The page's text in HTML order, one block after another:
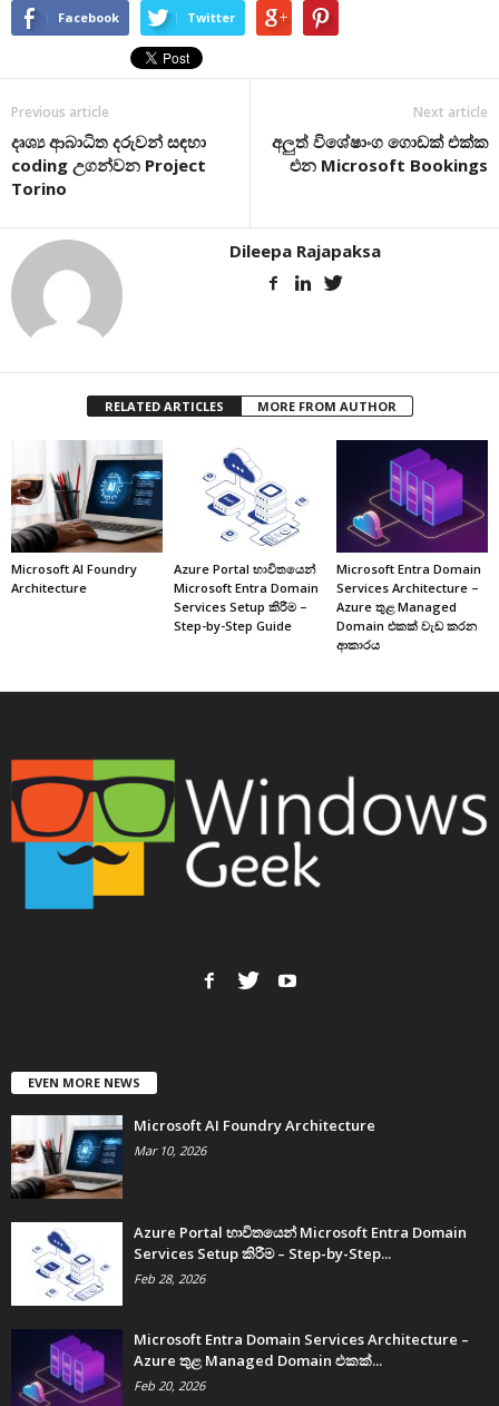
Facebook Twitter
Previous article
දෘශ්‍ය ආබාධිත දරුවන් සඳහා
coding උගන්වන Project
Torino
Next article
අලුත් විශේෂාංග ගොඩක් එක්ක
එන Microsoft Bookings
Dileepa Rajapaksa
RELATED ARTICLES MORE FROM AUTHOR
Microsoft AI Foundry
Architecture
Azure Portal භාවිතයෙන්
Microsoft Entra Domain
Services Setup කිරීම –
Step-by-Step Guide
Microsoft Entra Domain
Services Architecture –
Azure තුළ Managed
Domain එකක් වැඩ කරන
ආකාරය
EVEN MORE NEWS
Microsoft AI Foundry Architecture
Mar 10, 2026
Azure Portal භාවිතයෙන් Microsoft Entra Domain
Services Setup කිරීම – Step-by-Step...
Feb 28, 2026
Microsoft Entra Domain Services Architecture –
Azure තුළ Managed Domain එකක්...
Feb 20, 2026